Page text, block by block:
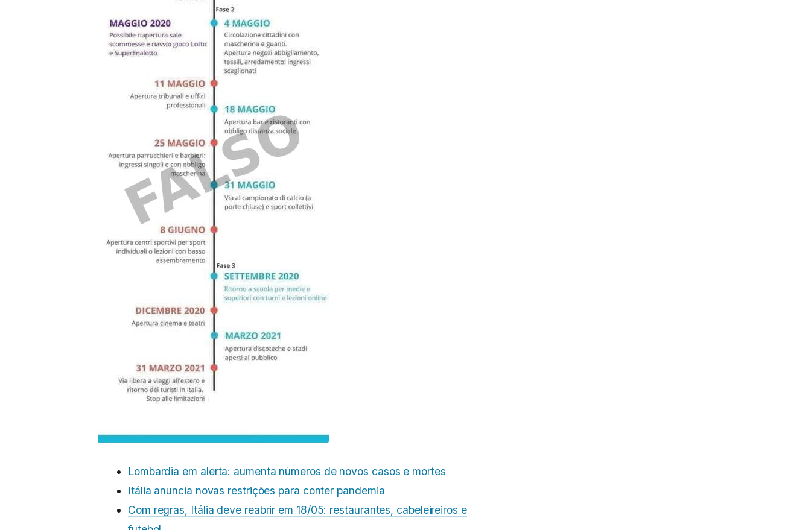
Lombardia em alerta: aumenta números de novos casos e mortes
Itália anuncia novas restrições para conter pandemia
Com regras, Itália deve reabrir em 18/05: restaurantes, cabeleireiros e